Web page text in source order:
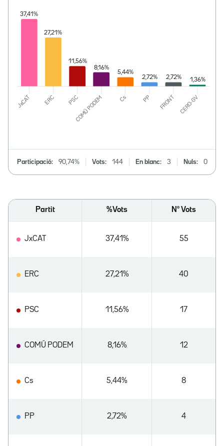
Participació: 90,74% Vots: 144 En blanc: 3 Nuls: 0
Partit %Vots Nº Vots
JxCAT 37,41% 55
ERC 27,21% 40
PSC 11,56% 17
COMÚ PODEM 8,16% 12
Cs 5,44% 8
PP 2,72% 4